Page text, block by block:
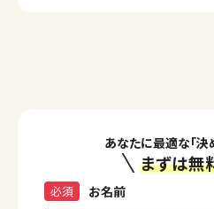
あなたに最適な「決
まずは無
お名前
必須